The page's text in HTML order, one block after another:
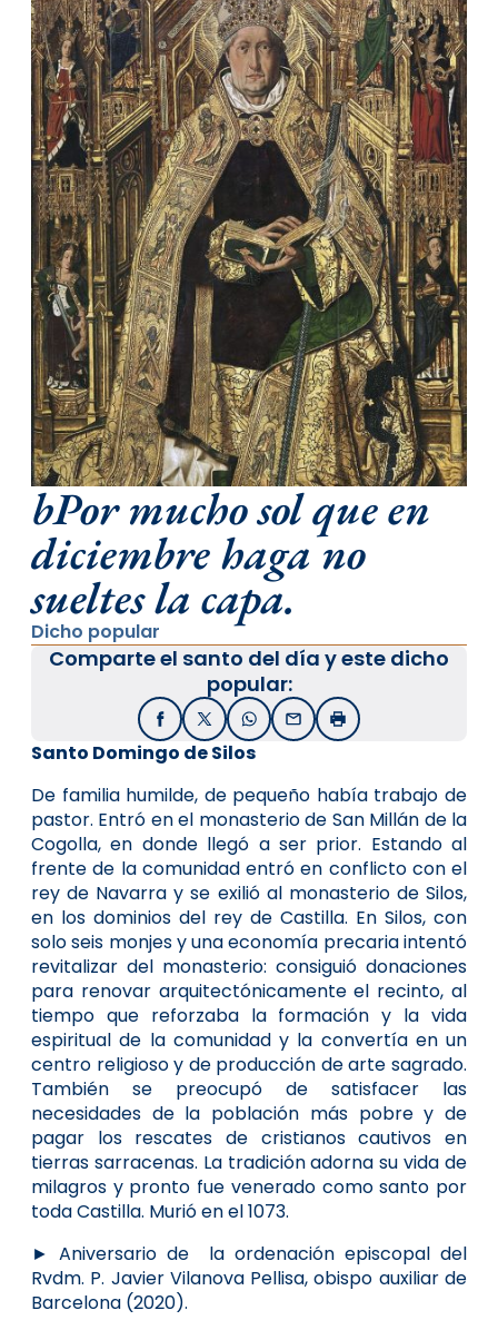
bPor mucho sol que en
diciembre haga no
sueltes la capa.
Dicho popular
Comparte el santo del día y este dicho
popular:
FacebookX / TwitterWhatsApp
EmailImprimir
Santo Domingo de Silos
De familia humilde, de pequeño había trabajo de
pastor. Entró en el monasterio de San Millán de la
Cogolla, en donde llegó a ser prior. Estando al
frente de la comunidad entró en conflicto con el
rey de Navarra y se exilió al monasterio de Silos,
en los dominios del rey de Castilla. En Silos, con
solo seis monjes y una economía precaria intentó
revitalizar del monasterio: consiguió donaciones
para renovar arquitectónicamente el recinto, al
tiempo que reforzaba la formación y la vida
espiritual de la comunidad y la convertía en un
centro religioso y de producción de arte sagrado.
También se preocupó de satisfacer las
necesidades de la población más pobre y de
pagar los rescates de cristianos cautivos en
tierras sarracenas. La tradición adorna su vida de
milagros y pronto fue venerado como santo por
toda Castilla. Murió en el 1073.
► Aniversario de la ordenación episcopal del
Rvdm. P. Javier Vilanova Pellisa, obispo auxiliar de
Barcelona (2020).